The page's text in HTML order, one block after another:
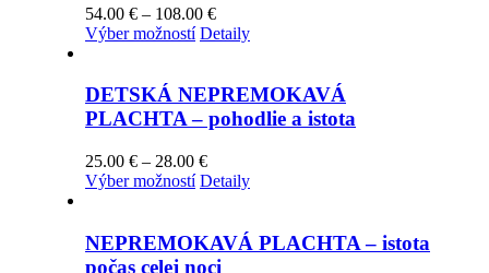
vybrať
na
54.00 € – 108.00 €Price
range:
108.00 €
Výber možností Tento
viacero
variantov.
Možnosti
môžete
vybrať
stránke
produktu.
Detaily
DETSKÁ NEPREMOKAVÁ
PLACHTA – pohodlie a istota
25.00 € – 28.00 €Price
range:
28.00 €
Výber možností Tento
viacero
variantov.
Detaily
NEPREMOKAVÁ PLACHTA – istota
počas celej noci